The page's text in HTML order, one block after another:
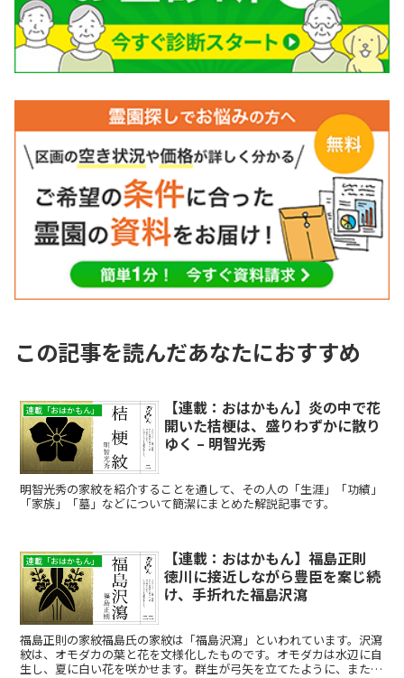
この記事を読んだあなたにおすすめ
連載「おはかもん」
【連載：おはかもん】炎の中で花
開いた桔梗は、盛りわずかに散り
ゆく – 明智光秀
明智光秀の家紋を紹介することを通して、その人の「生涯」「功績」
「家族」「墓」などについて簡潔にまとめた解説記事です。
連載「おはかもん」
【連載：おはかもん】福島正則
徳川に接近しながら豊臣を案じ続
け、手折れた福島沢瀉
福島正則の家紋福島氏の家紋は「福島沢瀉」といわれています。沢瀉
紋は、オモダカの葉と花を文様化したものです。オモダカは水辺に自
生し、夏に白い花を咲かせます。群生が弓矢を立てたように、また葉